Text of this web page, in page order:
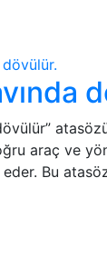
araç ve
Bu